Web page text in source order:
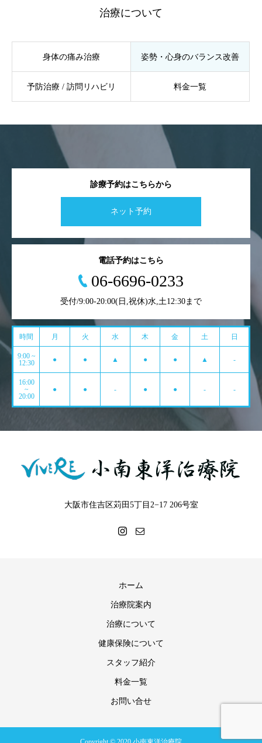
治療について
身体の痛み治療 姿勢・心身のバランス改善
予防治療 / 訪問リハビリ 料金一覧
診療予約はこちらから
ネット予約
電話予約はこちら
06-6696-0233
受付/9:00-20:00(日,祝休)水,土12:30まで
時間 月 火 水 木 金 土 日
9:00 ~
12:30
● ● ▲ ● ● ▲ -
16:00
~
20:00
● ● - ● ● - -
大阪市住吉区苅田5丁目2−17 206号室
ホーム
治療院案内
治療について
健康保険について
スタッフ紹介
料金一覧
お問い合せ